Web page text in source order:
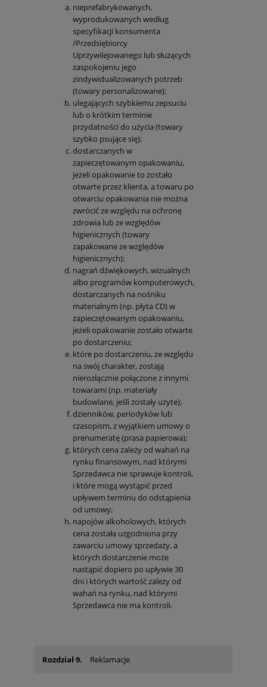
nieprefabrykowanych,
wyprodukowanych według
specyfikacji konsumenta
/Przedsiębiorcy
Uprzywilejowanego lub służących
zaspokojeniu jego
zindywidualizowanych potrzeb
(towary personalizowane);
ulegających szybkiemu zepsuciu
lub o krótkim terminie
przydatności do użycia (towary
szybko psujące się);
dostarczanych w
zapieczętowanym opakowaniu,
jeżeli opakowanie to zostało
otwarte przez klienta, a towaru po
otwarciu opakowania nie można
zwrócić ze względu na ochronę
zdrowia lub ze względów
higienicznych (towary
zapakowane ze względów
higienicznych);
nagrań dźwiękowych, wizualnych
albo programów komputerowych,
dostarczanych na nośniku
materialnym (np. płyta CD) w
zapieczętowanym opakowaniu,
jeżeli opakowanie zostało otwarte
po dostarczeniu;
które po dostarczeniu, ze względu
na swój charakter, zostają
nierozłącznie połączone z innymi
towarami (np. materiały
budowlane, jeśli zostały użyte);
dzienników, periodyków lub
czasopism, z wyjątkiem umowy o
prenumeratę (prasa papierowa);
których cena zależy od wahań na
rynku finansowym, nad którymi
Sprzedawca nie sprawuje kontroli,
i które mogą wystąpić przed
upływem terminu do odstąpienia
od umowy;
napojów alkoholowych, których
cena została uzgodniona przy
zawarciu umowy sprzedaży, a
których dostarczenie może
nastąpić dopiero po upływie 30
dni i których wartość zależy od
wahań na rynku, nad którymi
Sprzedawca nie ma kontroli.
Rozdział 9. Reklamacje